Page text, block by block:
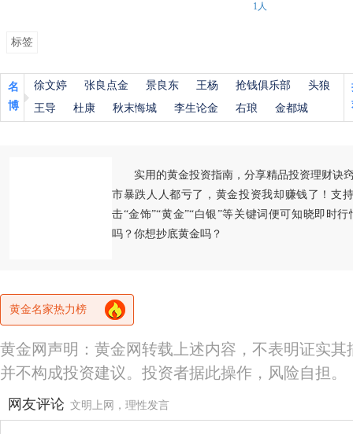
1人
标签
名
博
徐文婷 张良点金 景良东 王杨 抢钱俱乐部
头狼
王导
杜康 秋末悔城 李生论金 右琅 金都城
实用的黄金投资指南，分享精品投资理财诀
市暴跌人人都亏了，黄金投资我却赚钱了！支
击“金饰”“黄金”“白银”等关键词便可知晓即时
吗？你想抄底黄金吗？
黄金名家热力榜
黄金网声明：黄金网转载上述内容，不表明证实
并不构成投资建议。投资者据此操作，风险自担。
网友评论 文明上网，理性发言